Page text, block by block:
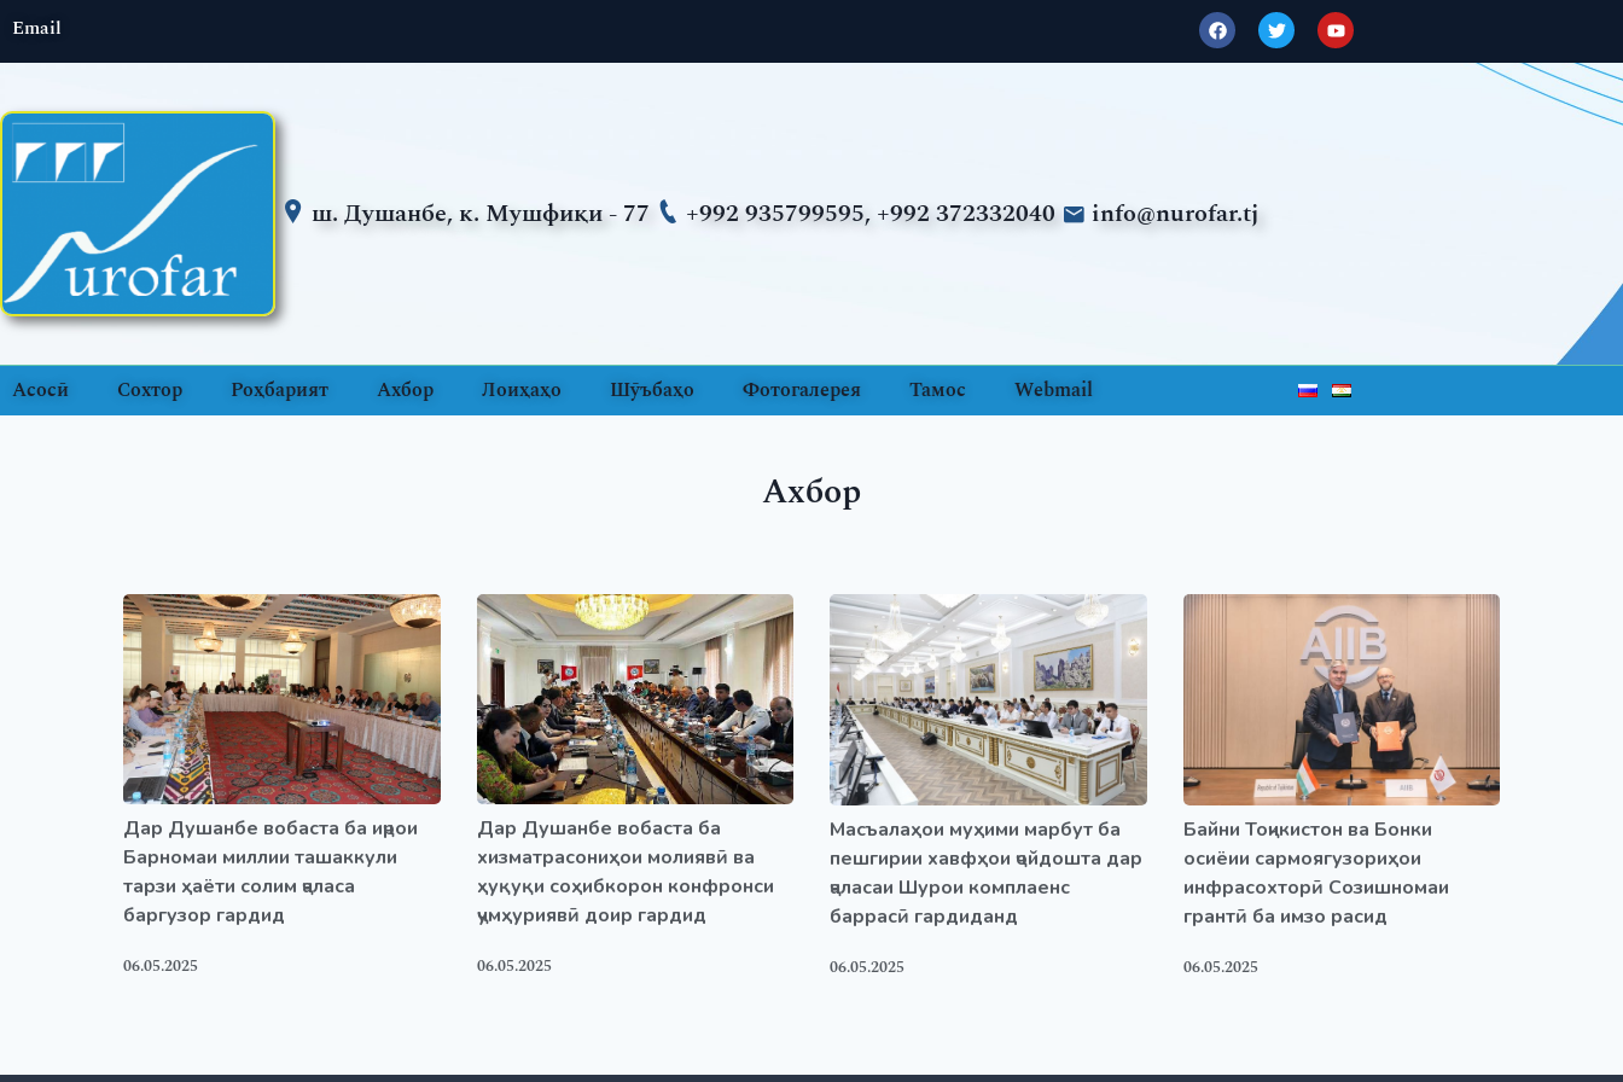
Email
ш. Душанбе, к. Мушфиқи - 77 +992 935799595, +992 372332040 info@nurofar.tj
Асосӣ Сохтор Роҳбарият Ахбор Лоиҳаҳо Шӯъбаҳо Фотогалерея Тамос Webmail
Ахбор
Дар Душанбе вобаста ба иҷрои
Барномаи миллии ташаккули
тарзи ҳаёти солим ҷаласа
баргузор гардид
06.05.2025
Дар Душанбе вобаста ба
хизматрасониҳои молиявӣ ва
ҳуқуқи соҳибкорон конфронси
ҷумҳуриявӣ доир гардид
06.05.2025
Масъалаҳои муҳими марбут ба
пешгирии хавфҳои ҷойдошта дар
ҷаласаи Шурои комплаенс
баррасӣ гардиданд
06.05.2025
Байни Тоҷикистон ва Бонки
осиёии сармоягузориҳои
инфрасохторӣ Созишномаи
грантӣ ба имзо расид
06.05.2025